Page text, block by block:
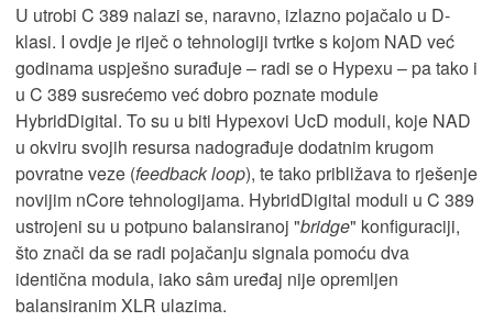
U utrobi C 389 nalazi se, naravno, izlazno pojačalo u D-
klasi. I ovdje je riječ o tehnologiji tvrtke s kojom NAD već
godinama uspješno surađuje – radi se o Hypexu – pa tako i
u C 389 susrećemo već dobro poznate module
HybridDigital. To su u biti Hypexovi UcD moduli, koje NAD
u okviru svojih resursa nadograđuje dodatnim krugom
povratne veze (feedback loop), te tako približava to rješenje
novijim nCore tehnologijama. HybridDigital moduli u C 389
ustrojeni su u potpuno balansiranoj "bridge" konfiguraciji,
što znači da se radi pojačanju signala pomoću dva
identična modula, iako sâm uređaj nije opremljen
balansiranim XLR ulazima.